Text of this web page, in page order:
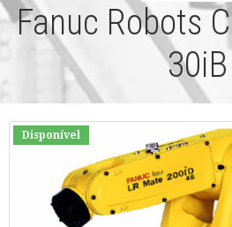
Fanuc Robots
30iB
Disponível